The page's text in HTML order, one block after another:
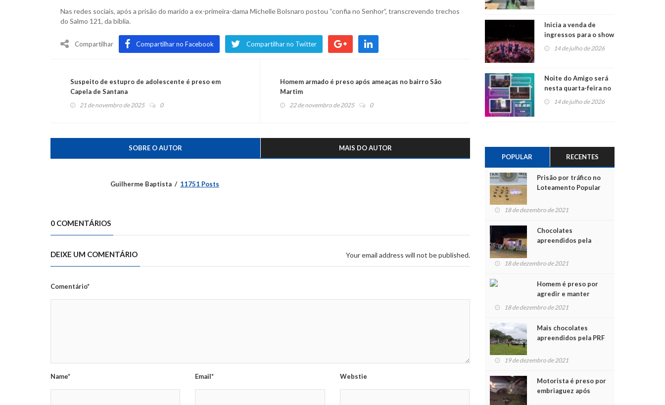
Nas redes sociais, após a prisão do marido a ex-primeira-dama Michelle Bolsnaro postou “confia no Senhor”, transcrevendo trechos
do Salmo 121, da bíblia.
Compartilhar Compartilhar no Facebook Compartilhar no Twitter
Suspeito de estupro de adolescente é preso em
Capela de Santana
21 de novembro de 2025 0
Homem armado é preso após ameaças no bairro São
Martim
22 de novembro de 2025 0
SOBRE O AUTOR MAIS DO AUTOR
Guilherme Baptista 11751 Posts
0 COMENTÁRIOS
DEIXE UM COMENTÁRIO Your email address will not be published.
Comentário*
Name* Email* Webstie
Inicia a venda de
ingressos para o show
do Jota Quest nos 45
anos da Sicredi Ouro
14 de julho de 2026
Noite do Amigo será
nesta quarta-feira no
Centro de Cultura de
14 de julho de 2026
POPULAR RECENTES
Prisão por tráfico no
Loteamento Popular
18 de dezembro de 2021
Chocolates
apreendidos pela
para crianças na
18 de dezembro de 2021
Homem é preso por
agredir e manter
mulher em cárcere
18 de dezembro de 2021
Mais chocolates
apreendidos pela PRF
crianças no Natal
19 de dezembro de 2021
Motorista é preso por
embriaguez após